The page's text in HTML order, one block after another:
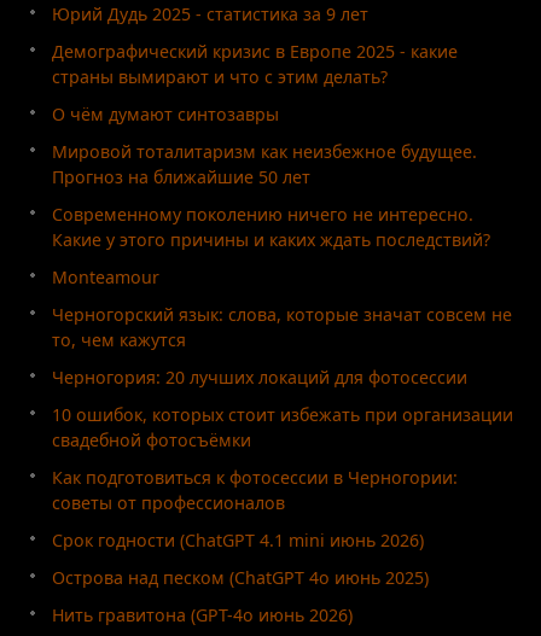
Юрий Дудь 2025 - статистика за 9 лет
Демографический кризис в Европе 2025 - какие
страны вымирают и что с этим делать?
О чём думают синтозавры
Мировой тоталитаризм как неизбежное будущее.
Прогноз на ближайшие 50 лет
Современному поколению ничего не интересно.
Какие у этого причины и каких ждать последствий?
Monteamour
Черногорский язык: слова, которые значат совсем не
то, чем кажутся
Черногория: 20 лучших локаций для фотосессии
10 ошибок, которых стоит избежать при организации
свадебной фотосъёмки
Как подготовиться к фотосессии в Черногории:
советы от профессионалов
Срок годности (ChatGPT 4.1 mini июнь 2026)
Острова над песком (ChatGPT 4o июнь 2025)
Нить гравитона (GPT-4o июнь 2026)